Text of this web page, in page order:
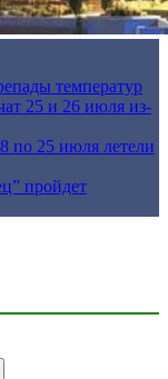
температур
25 и 26 июля из-
по 25 июля летели
пройдет